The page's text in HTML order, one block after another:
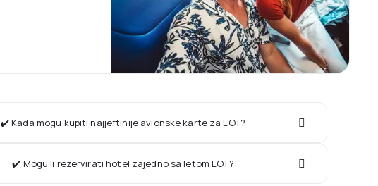
✔️ Kada mogu kupiti najjeftinije avionske karte za LOT?
✔️ Mogu li rezervirati hotel zajedno sa letom LOT?